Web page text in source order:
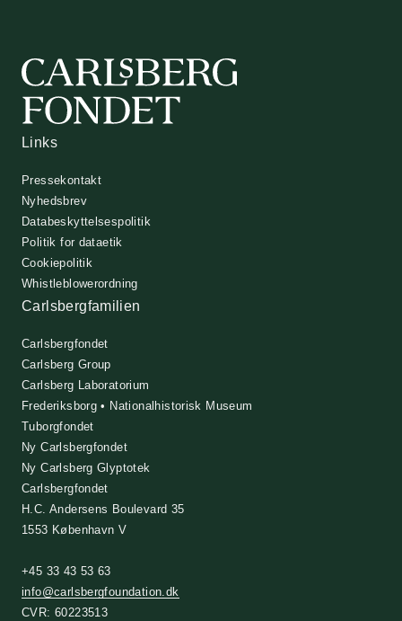
Links
Pressekontakt
Nyhedsbrev
Databeskyttelsespolitik
Politik for dataetik
Cookiepolitik
Whistleblowerordning
Carlsbergfamilien
Carlsbergfondet
Carlsberg Group
Carlsberg Laboratorium
Frederiksborg • Nationalhistorisk Museum
Tuborgfondet
Ny Carlsbergfondet
Ny Carlsberg Glyptotek
Carlsbergfondet
H.C. Andersens Boulevard 35
1553 København V
+45 33 43 53 63
info@carlsbergfoundation.dk
CVR: 60223513